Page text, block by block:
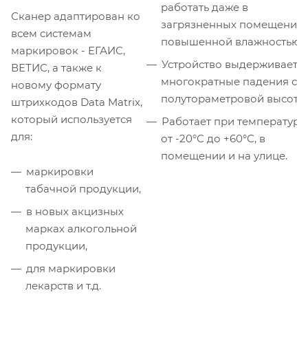
Сканер адаптирован ко
всем системам
маркировок - ЕГАИС,
ВЕТИС, а также к
новому формату
штрихкодов Data Matrix,
который используется
для:
маркировки
табачной продукции,
в новых акцизных
марках алкогольной
продукции,
для маркировки
лекарств и т.д.
работать даже в
загрязненных
повышенной влажностью.
Устройство выдерживает
многократные падения с
полутораметровой высоты.
Работает при температуре
от -20°С до +60°С, в
помещении и на улице.